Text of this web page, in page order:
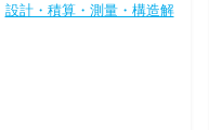
設計・積算・測量・構造解